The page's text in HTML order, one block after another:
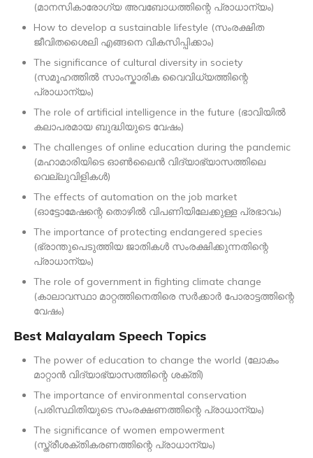
(മാനസികാരോഗ്യ അവബോധത്തിന്റെ പ്രാധാന്യം)
How to develop a sustainable lifestyle (സംരക്ഷിത
ജീവിതശൈലി എങ്ങനെ വികസിപ്പിക്കാം)
The significance of cultural diversity in society
(സമൂഹത്തിൽ സാംസ്കാരിക വൈവിധ്യത്തിന്റെ
പ്രാധാന്യം)
The role of artificial intelligence in the future (ഭാവിയിൽ
കലാപരമായ ബുദ്ധിയുടെ വേഷം)
The challenges of online education during the pandemic
(മഹാമാരിയിടെ ഓൺലൈൻ വിദ്യാഭ്യാസത്തിലെ
വെല്ലുവിളികൾ)
The effects of automation on the job market
(ഓട്ടോമേഷന്റെ തൊഴിൽ വിപണിയിലേക്കുള്ള പ്രഭാവം)
The importance of protecting endangered species
(ഭ്രാന്തുപെടുത്തിയ ജാതികൾ സംരക്ഷിക്കുന്നതിന്റെ
പ്രാധാന്യം)
The role of government in fighting climate change
(കാലാവസ്ഥാ മാറ്റത്തിനെതിരെ സർക്കാർ പോരാട്ടത്തിന്റെ
വേഷം)
Best Malayalam Speech Topics
The power of education to change the world (ലോകം
മാറ്റാൻ വിദ്യാഭ്യാസത്തിന്റെ ശക്തി)
The importance of environmental conservation
(പരിസ്ഥിതിയുടെ സംരക്ഷണത്തിന്റെ പ്രാധാന്യം)
The significance of women empowerment
(സ്ത്രീശക്തികരണത്തിന്റെ പ്രാധാന്യം)